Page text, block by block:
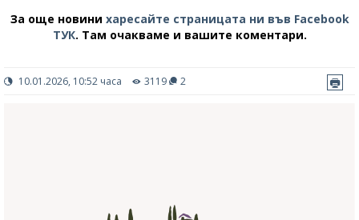
За още новини харесайте страницата ни във Facebook
ТУК. Там очакваме и вашите коментари.
10.01.2026, 10:52 часа 3119 2